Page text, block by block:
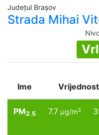
Județul Brașov
Strada Mihai
Ime Vrijednost
PM2.5 7.7µg/m3